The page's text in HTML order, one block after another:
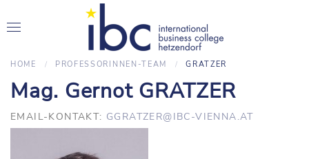
HOME PROFESSORINNEN-TEAM GRATZER
Mag. Gernot GRATZER
EMAIL-KONTAKT: GGRATZER@IBC-VIENNA.AT